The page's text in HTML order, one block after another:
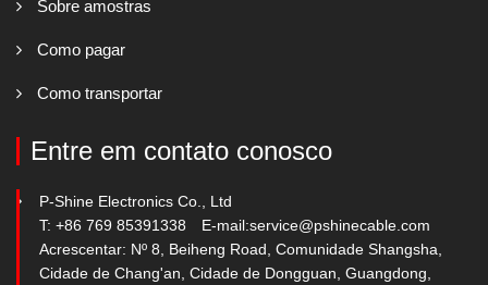
Sobre amostras
Como pagar
Como transportar
Entre em contato conosco
P-Shine Electronics Co., Ltd
T: +86 769 85391338
E-mail:service@pshinecable.com
Acrescentar: Nº 8, Beiheng Road, Comunidade Shangsha,
Cidade de Chang'an, Cidade de Dongguan, Guangdong,